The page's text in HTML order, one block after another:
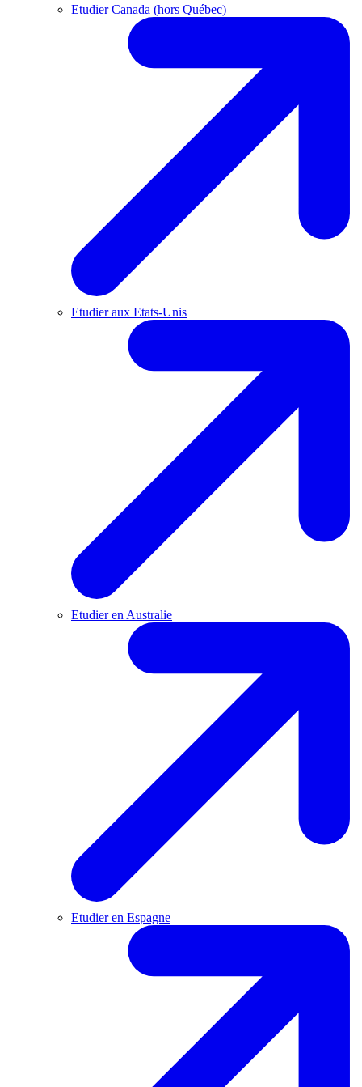
Etudier Canada (hors Québec)
Etudier aux Etats-Unis
Etudier en Australie
Etudier en Espagne